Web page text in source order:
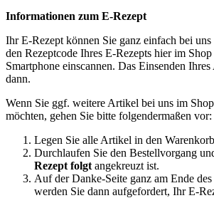
Informationen zum E-Rezept
Ihr E-Rezept können Sie ganz einfach bei
den Rezeptcode Ihres E-Rezepts hier im
Smartphone einscannen. Das Einsenden
dann.
Wenn Sie ggf. weitere Artikel bei uns im
möchten, gehen Sie bitte folgendermaßen vor:
Legen Sie alle Artikel in den
Durchlaufen Sie den Bestellvorgang
Rezept folgt angekreuzt ist.
Auf der Danke-Seite ganz am Ende
werden Sie dann aufgefordert, Ihr E-